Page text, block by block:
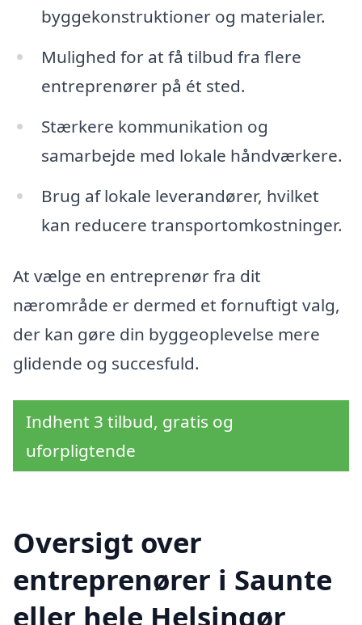
byggekonstruktioner og materialer.
Mulighed for at få tilbud fra flere
entreprenører på ét sted.
Stærkere kommunikation og
samarbejde med lokale håndværkere.
Brug af lokale leverandører, hvilket
kan reducere transportomkostninger.
At vælge en entreprenør fra dit
nærområde er dermed et fornuftigt valg,
der kan gøre din byggeoplevelse mere
glidende og succesfuld.
Indhent 3 tilbud, gratis og
uforpligtende
Oversigt over
entreprenører i Saunte
eller hele Helsingør